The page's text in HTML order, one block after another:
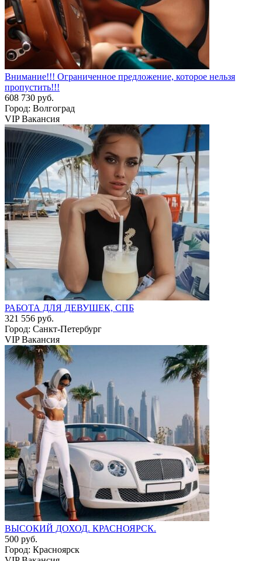
Внимание!!! Ограниченное предложение, которое нельзя
пропустить!!!
608 730 руб.
Город: Волгоград
VIP Вакансия
РАБОТА ДЛЯ ДЕВУШЕК, СПБ
321 556 руб.
Город: Санкт-Петербург
VIP Вакансия
ВЫСОКИЙ ДОХОД. КРАСНОЯРСК.
500 руб.
Город: Красноярск